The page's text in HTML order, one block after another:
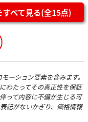
すべて見る(全15点)
ーション要素を含みます。
わたってその真正性を保証
って内容に不備が生じる可
記がないかぎり、価格情報